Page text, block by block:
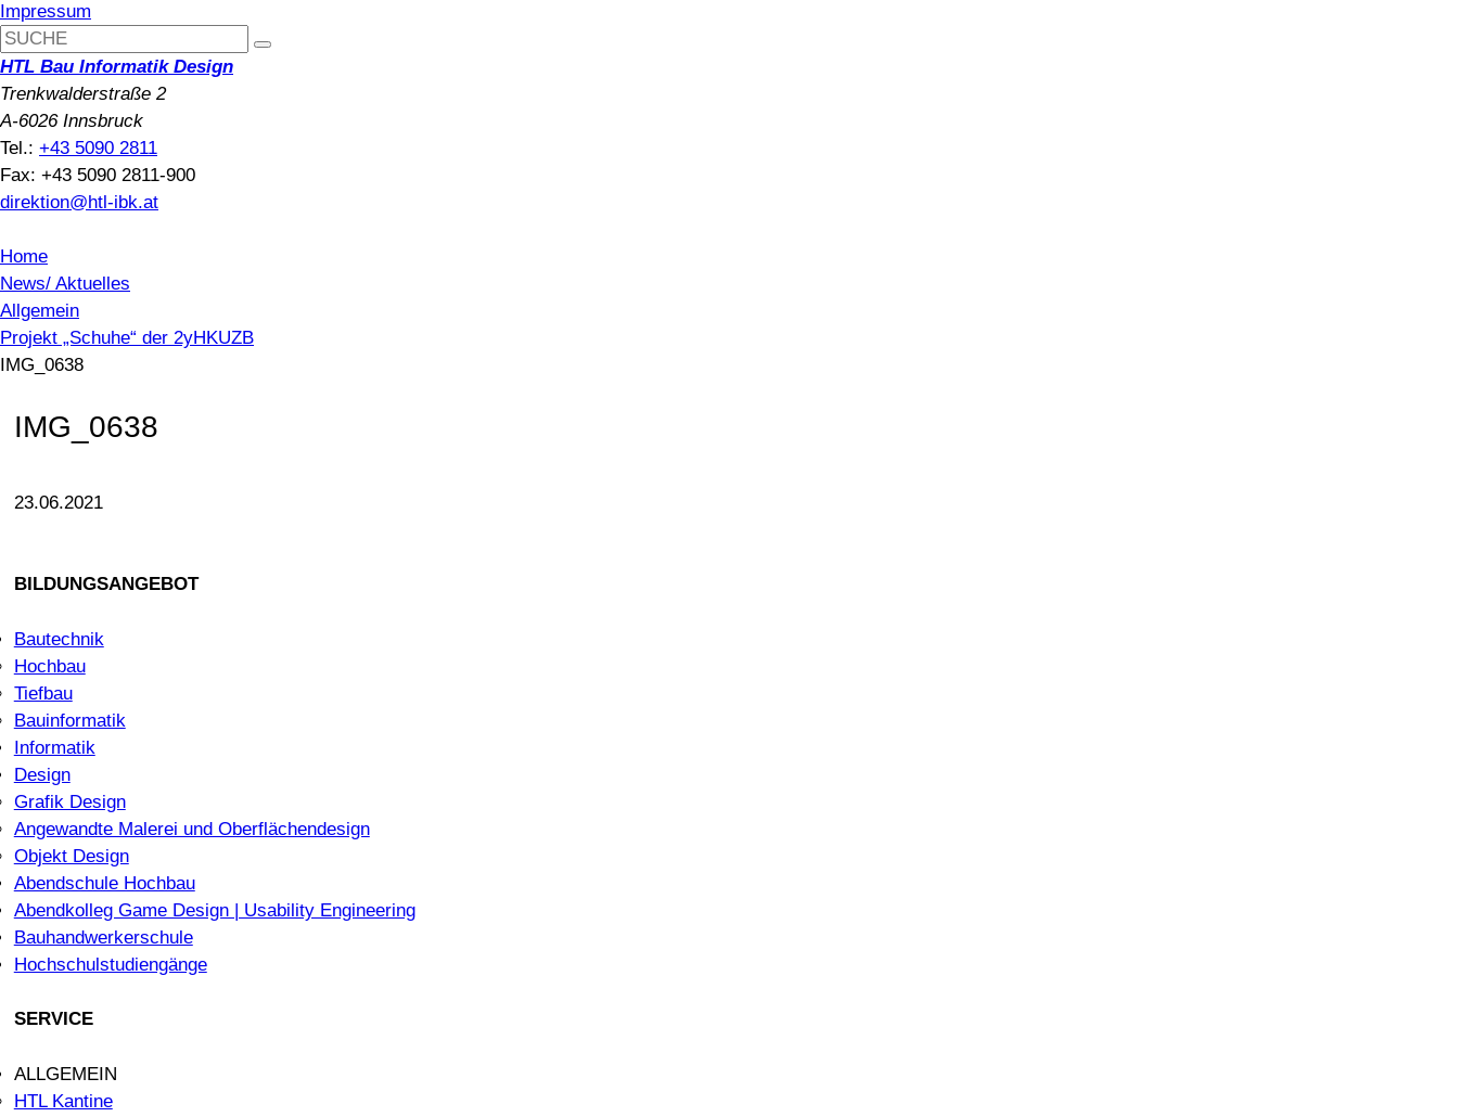
Impressum
HTL Bau Informatik Design
Trenkwalderstraße 2
A-6026 Innsbruck
Tel.: +43 5090 2811
Fax: +43 5090 2811-900
direktion@htl-ibk.at
Home
News/ Aktuelles
Allgemein
Projekt „Schuhe“ der 2yHKUZB
IMG_0638
IMG_0638
23.06.2021
BILDUNGSANGEBOT
Bautechnik
Hochbau
Tiefbau
Bauinformatik
Informatik
Design
Grafik Design
Angewandte Malerei und Oberflächendesign
Objekt Design
Abendschule Hochbau
Abendkolleg Game Design | Usability Engineering
Bauhandwerkerschule
Hochschulstudiengänge
SERVICE
ALLGEMEIN
HTL Kantine